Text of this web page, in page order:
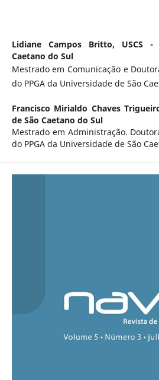
Lidiane Campos Britto, USCS -
Caetano do Sul
Mestrado em Comunicação e
do PPGA da Universidade de São
Francisco Mirialdo Chaves
de São Caetano do Sul
Mestrado em Administração.
do PPGA da Universidade de São